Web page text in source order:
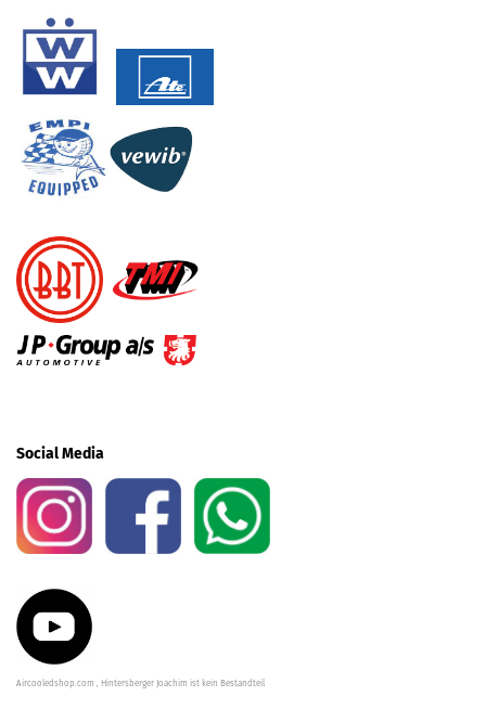
Social Media
Aircooledshop.com , Hintersberger Joachim ist kein Bestandteil